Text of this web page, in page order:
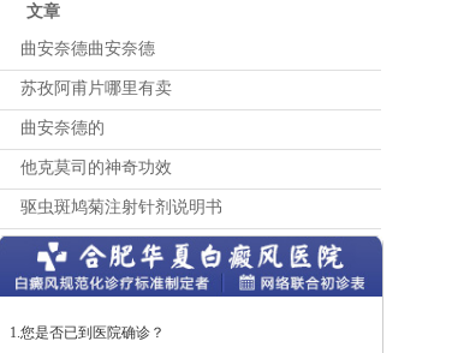
文章
曲安奈德曲安奈德
苏孜阿甫片哪里有卖
曲安奈德的
他克莫司的神奇功效
驱虫斑鸠菊注射针剂说明书
1.您是否已到医院确诊？